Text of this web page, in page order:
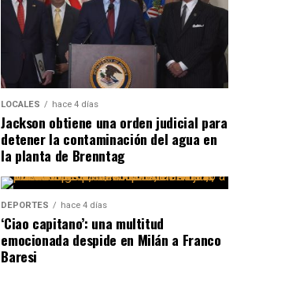
LOCALES hace 4 días
Jackson obtiene una orden judicial para
detener la contaminación del agua en
la planta de Brenntag
DEPORTES hace 4 días
‘Ciao capitano’: una multitud
emocionada despide en Milán a Franco
Baresi